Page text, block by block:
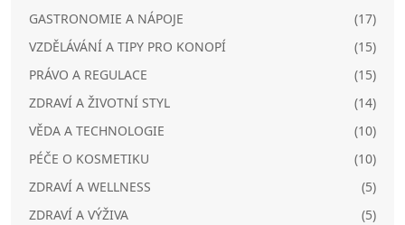
GASTRONOMIE A NÁPOJE
(17)
VZDĚLÁVÁNÍ A TIPY PRO KONOPÍ
(15)
PRÁVO A REGULACE
(15)
ZDRAVÍ A ŽIVOTNÍ STYL
(14)
VĚDA A TECHNOLOGIE
(10)
PÉČE O KOSMETIKU
(10)
ZDRAVÍ A WELLNESS
(5)
ZDRAVÍ A VÝŽIVA
(5)